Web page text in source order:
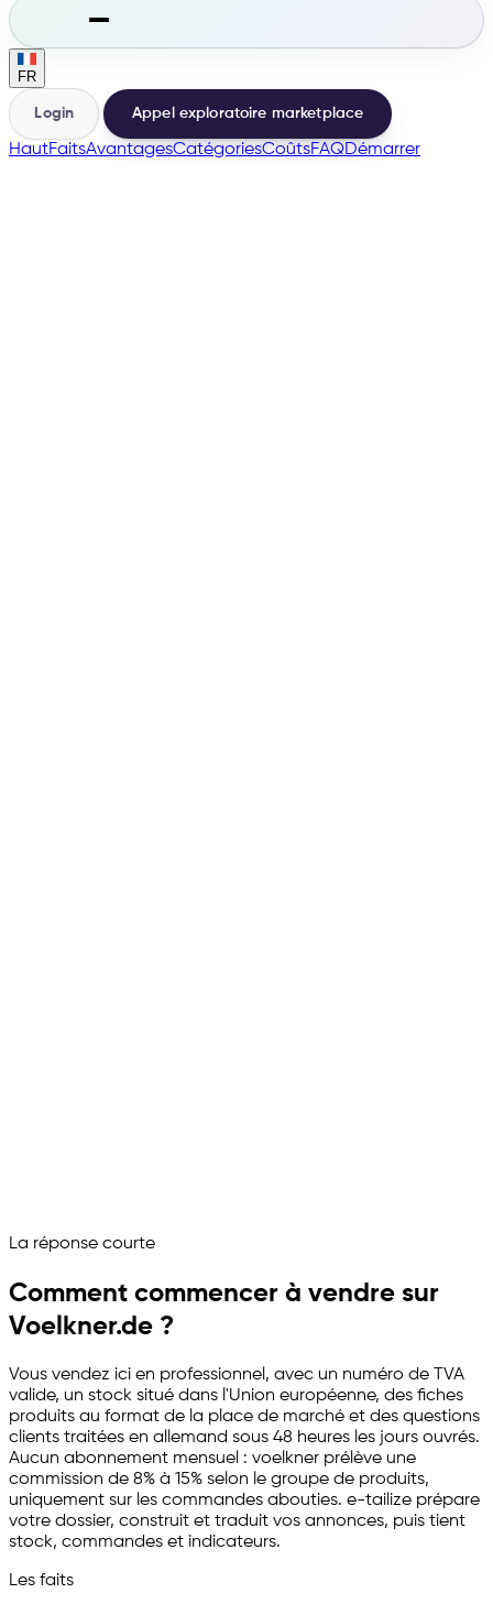
FR
Login Appel exploratoire marketplace
HautFaitsAvantagesCatégoriesCoûtsFAQDémarrer
Channelize Analyze
La réponse courte
Comment commencer à vendre sur
Voelkner.de ?
Vous vendez ici en professionnel, avec un numéro de TVA
valide, un stock situé dans l'Union européenne, des fiches
produits au format de la place de marché et des questions
clients traitées en allemand sous 48 heures les jours ouvrés.
Aucun abonnement mensuel : voelkner prélève une
commission de 8% à 15% selon le groupe de produits,
uniquement sur les commandes abouties. e-tailize prépare
votre dossier, construit et traduit vos annonces, puis tient
stock, commandes et indicateurs.
Les faits